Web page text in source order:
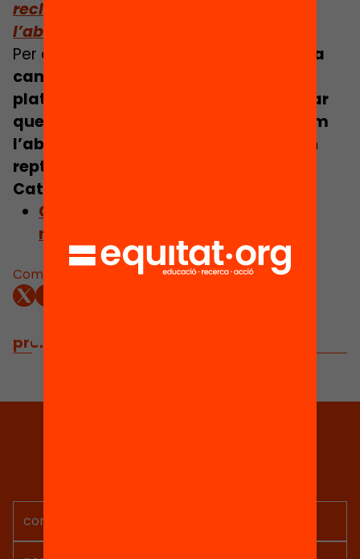
Comparteix:
reclamar un pla de xoc contra
l’abandonament escolar
Per això,
la Fundació Bofill impulsa una
campanya amb un manifest i una
plataforma participativa per reclamar
que, d’una vegada per totes, abordem
l’abandonament escolar com el gran
repte educatiu i social que tenim a
Catalunya.
Coneix la campanya i signa el
manifest!
projectes relacionats